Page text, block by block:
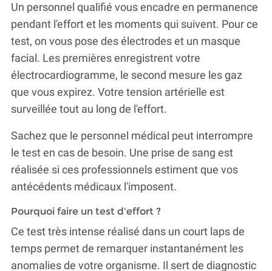
Un personnel qualifié vous encadre en permanence
pendant l'effort et les moments qui suivent. Pour ce
test, on vous pose des électrodes et un masque
facial. Les premières enregistrent votre
électrocardiogramme, le second mesure les gaz
que vous expirez. Votre tension artérielle est
surveillée tout au long de l'effort.
Sachez que le personnel médical peut interrompre
le test en cas de besoin. Une prise de sang est
réalisée si ces professionnels estiment que vos
antécédents médicaux l'imposent.
Pourquoi faire un test d'effort ?
Ce test très intense réalisé dans un court laps de
temps permet de remarquer instantanément les
anomalies de votre organisme. Il sert de diagnostic